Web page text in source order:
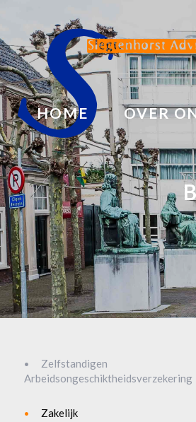
HOME OVER
Zelfstandigen
Arbeidsongeschiktheidsverzekering
Zakelijk